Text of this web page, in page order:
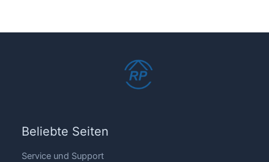
Beliebte Seiten
Service und Support